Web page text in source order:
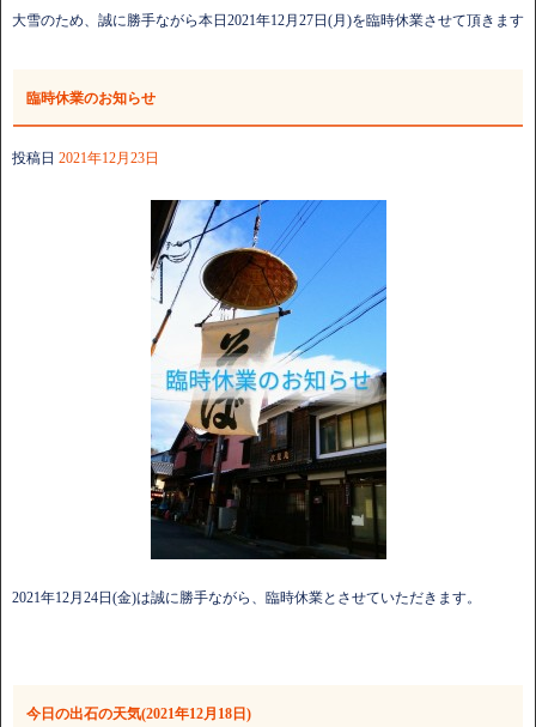
大雪のため、誠に勝手ながら本日2021年12月27日(月)を臨時休業させて頂きます
臨時休業のお知らせ
投稿日 2021年12月23日
2021年12月24日(金)は誠に勝手ながら、臨時休業とさせていただきます。
今日の出石の天気(2021年12月18日)